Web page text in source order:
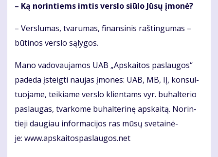
– Ką no­rin­tiems im­tis ver­slo siū­lo Jū­sų įmo­nė?
– Ver­slu­mas, tva­ru­mas, fi­nan­si­nis raš­tin­gu­mas –
bū­ti­nos ver­slo są­ly­gos.
Ma­no va­do­vau­ja­mos UAB „Ap­skai­tos pa­slau­gos“
pa­de­da įsteig­ti nau­jas įmo­nes: UAB, MB, IĮ, kon­sul­
tuo­ja­me, tei­kia­me ver­slo klien­tams vyr. bu­hal­te­rio
pa­slau­gas, tvar­ko­me bu­hal­te­ri­nę ap­skai­tą. No­rin­
tie­ji dau­giau in­for­ma­ci­jos ras mū­sų sve­tai­nė­
je: www.ap­skai­tos­pas­lau­gos.net